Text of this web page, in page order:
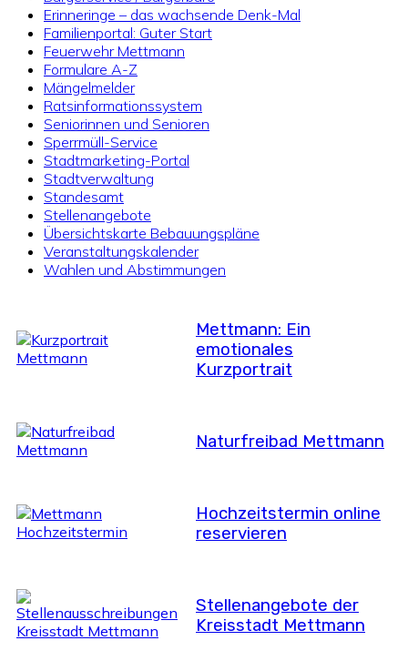
Erinneringe – das wachsende Denk-Mal
Familienportal: Guter Start
Feuerwehr Mettmann
Formulare A-Z
Mängelmelder
Ratsinformationssystem
Seniorinnen und Senioren
Sperrmüll-Service
Stadtmarketing-Portal
Stadtverwaltung
Standesamt
Stellenangebote
Übersichtskarte Bebauungspläne
Veranstaltungskalender
Wahlen und Abstimmungen
Mettmann: Ein
emotionales
Kurzportrait
Naturfreibad Mettmann
Hochzeitstermin online
reservieren
Stellenangebote der
Kreisstadt Mettmann